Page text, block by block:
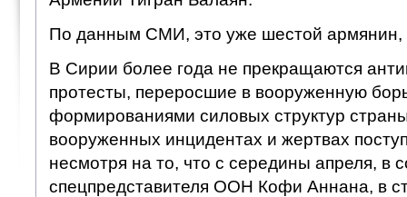
По данным СМИ, это уже шестой армянин,
В Сирии более года не прекращаются
протесты, переросшие в вооруженную
формированиями силовых структур
вооруженных инцидентах и жертвах
несмотря на то, что с середины апреля, в
спецпредставителя ООН Кофи Аннана, в